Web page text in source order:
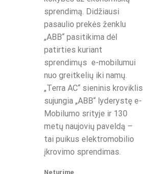
sprendimą. Didžiausi
pasaulio prekės ženklu
„ABB“ pasitikima dėl
patirties kuriant
sprendimųs e-mobilumui
nuo greitkelių iki namų.
„Terra AC“ sieninis kroviklis
sujungia „ABB“ lyderystę e-
Mobilumo srityje ir 130
metų naujovių paveldą –
tai puikus elektromobilio
įkrovimo sprendimas.
Neturime